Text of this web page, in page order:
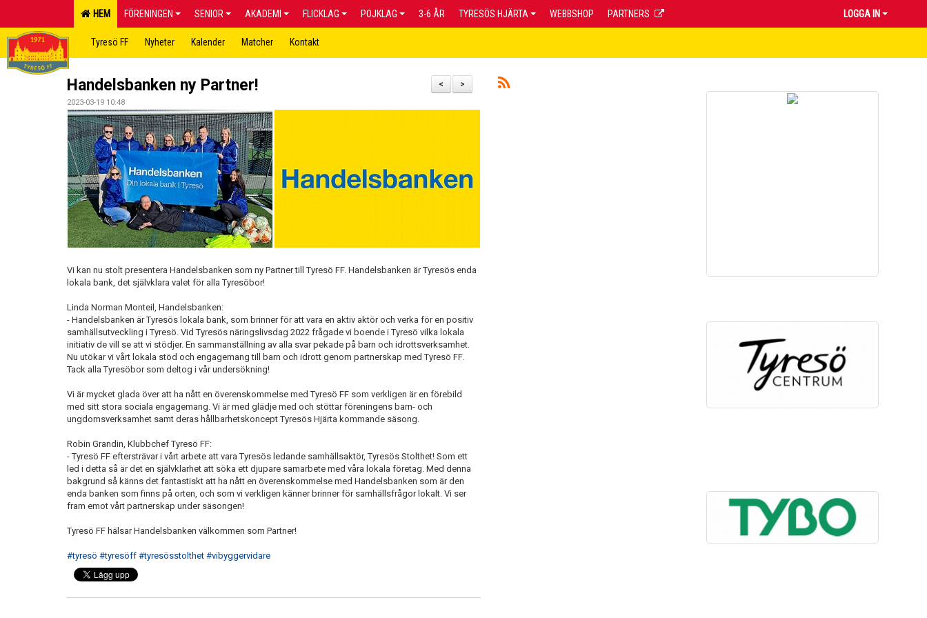
HEM FÖRENINGEN SENIOR AKADEMI FLICKLAG POJKLAG 3-6 ÅR TYRESÖS HJÄRTA WEBBSHOP PARTNERS LOGGA IN
Tyresö FF Nyheter Kalender Matcher Kontakt
>
<
Handelsbanken ny Partner!
2023-03-19 10:48
Vi kan nu stolt presentera Handelsbanken som ny Partner till Tyresö FF. Handelsbanken är Tyresös enda
lokala bank, det självklara valet för alla Tyresöbor!
Linda Norman Monteil, Handelsbanken:
- Handelsbanken är Tyresös lokala bank, som brinner för att vara en aktiv aktör och verka för en positiv
samhällsutveckling i Tyresö. Vid Tyresös näringslivsdag 2022 frågade vi boende i Tyresö vilka lokala
initiativ de vill se att vi stödjer. En sammanställning av alla svar pekade på barn och idrottsverksamhet.
Nu utökar vi vårt lokala stöd och engagemang till barn och idrott genom partnerskap med Tyresö FF.
Tack alla Tyresöbor som deltog i vår undersökning!
Vi är mycket glada över att ha nått en överenskommelse med Tyresö FF som verkligen är en förebild
med sitt stora sociala engagemang. Vi är med glädje med och stöttar föreningens barn- och
ungdomsverksamhet samt deras hållbarhetskoncept Tyresös Hjärta kommande säsong.
Robin Grandin, Klubbchef Tyresö FF:
- Tyresö FF eftersträvar i vårt arbete att vara Tyresös ledande samhällsaktör, Tyresös Stolthet! Som ett
led i detta så är det en självklarhet att söka ett djupare samarbete med våra lokala företag. Med denna
bakgrund så känns det fantastiskt att ha nått en överenskommelse med Handelsbanken som är den
enda banken som finns på orten, och som vi verkligen känner brinner för samhällsfrågor lokalt. Vi ser
fram emot vårt partnerskap under säsongen!
Tyresö FF hälsar Handelsbanken välkommen som Partner!
#tyresö #tyresöff #tyresösstolthet #vibyggervidare